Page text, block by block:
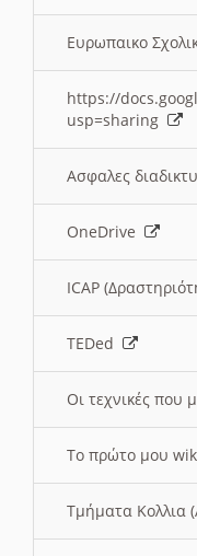
Ευρωπαικο
https://
usp=sharing
Ασφαλες
OneDrive
ICAP
TEDed
Οι τεχνικές που
Το πρώτο μου
Τμήματα Κολλια